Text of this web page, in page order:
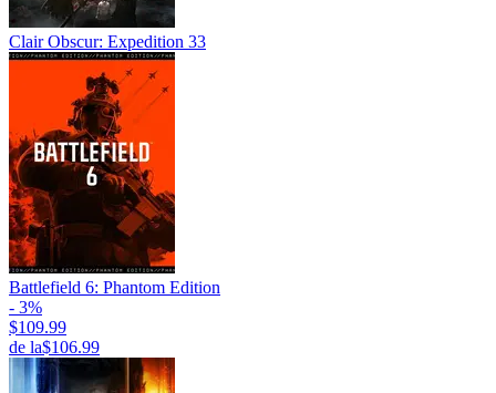
Clair Obscur: Expedition 33
Battlefield 6: Phantom Edition
- 3%
$109.99
de la$106.99